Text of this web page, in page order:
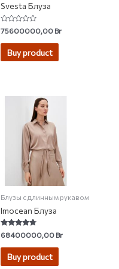
Svesta Блуза
Rated
0
out
75600000,00Br
Buy product
Блузы с длинным рукавом
Imocean Блуза
Rated
4.50
out of 5
68400000,00Br
Buy product